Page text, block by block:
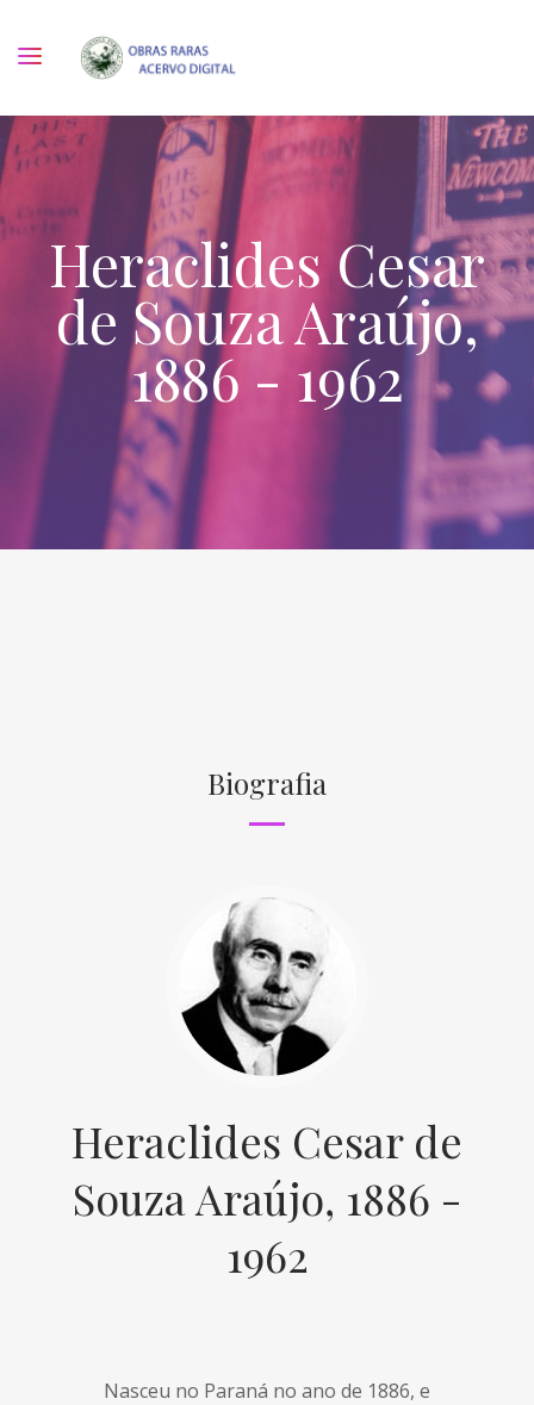
Heraclides Cesar
de Souza Araújo,
1886 - 1962
Biografia
Heraclides Cesar de
Souza Araújo, 1886 -
1962
Nasceu no Paraná no ano de 1886, e